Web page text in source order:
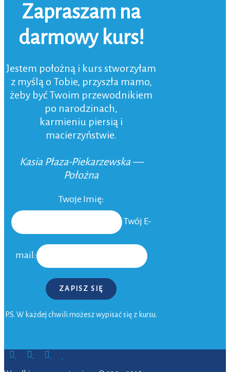
Zapraszam na
darmowy kurs!
Jestem położną i kurs stworzyłam
z myślą o Tobie, przyszła mamo,
żeby być Twoim przewodnikiem
po narodzinach,
karmieniu piersią i
macierzyństwie.
Kasia Płaza-Piekarzewska —
Położna
Twoje Imię:
Twój E-
mail:
ZAPISZ SIĘ
P.S. W każdej chwili możesz wypisać się z kursu.